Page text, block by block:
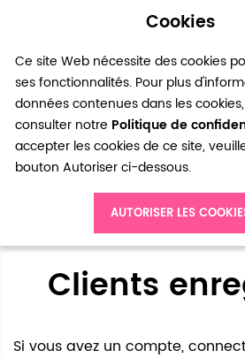
Cookies
Ce site Web nécessite des cookies
ses fonctionnalités. Pour plus
données contenues dans les
consulter notre Politique de
accepter les cookies de ce site,
bouton Autoriser ci-dessous.
AUTORISER LES
0
Accès
Clients
Si vous avez un compte,